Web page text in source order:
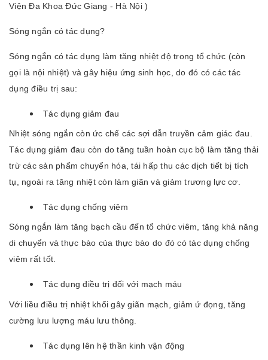
Viện Đa Khoa Đức Giang - Hà Nội )
Sóng ngắn có tác dụng?
Sóng ngắn có tác dụng làm tăng nhiệt độ trong tổ chức (còn
gọi là nội nhiệt) và gây hiệu ứng sinh học, do đó có các tác
dụng điều trị sau:
Tác dụng giảm đau
Nhiệt sóng ngắn còn ức chế các sợi dẫn truyền cảm giác đau.
Tác dụng giảm đau còn do tăng tuần hoàn cục bộ làm tăng thải
trừ các sản phẩm chuyển hóa, tái hấp thu các dịch tiết bị tích
tụ, ngoài ra tăng nhiệt còn làm giãn và giảm trương lực cơ.
Tác dụng chống viêm
Sóng ngắn làm tăng bạch cầu đến tổ chức viêm, tăng khả năng
di chuyển và thực bào của thực bào do đó có tác dụng chống
viêm rất tốt.
Tác dụng điều trị đối với mạch máu
Với liều điều trị nhiệt khối gây giãn mạch, giảm ứ đọng, tăng
cường lưu lượng máu lưu thông.
Tác dụng lên hệ thần kinh vận động